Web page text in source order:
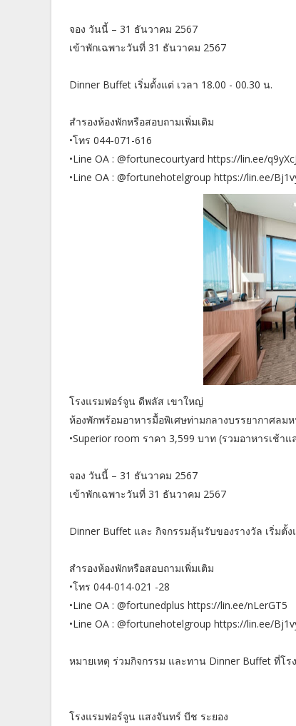
จอง วันนี้ – 31 ธันวาคม 2567
เข้าพักเฉพาะวันที่ 31 ธันวาคม 2567
Dinner Buffet เริ่มตั้งแต่ เวลา 18.00 - 00.30 น.
สำรองห้องพักหรือสอบถามเพิ่มเติม
•โทร 044-071-616
•Line OA : @fortunecourtyard https://lin.ee/
•Line OA : @fortunehotelgroup https://lin.ee/
โรงแรมฟอร์จูน ดีพลัส เขาใหญ่
ห้องพักพร้อมอาหารมื้อพิเศษท่ามกลางบรรยากาศลม
•Superior room ราคา 3,599 บาท (รวมอาหารเช้า
จอง วันนี้ – 31 ธันวาคม 2567
เข้าพักเฉพาะวันที่ 31 ธันวาคม 2567
Dinner Buffet และ กิจกรรมลุ้นรับของรางวัล เริ่มตั้ง
สำรองห้องพักหรือสอบถามเพิ่มเติม
•โทร 044-014-021 -28
•Line OA : @fortunedplus https://lin.ee/nLerGT5
•Line OA : @fortunehotelgroup https://lin.ee/
หมายเหตุ ร่วมกิจกรรม และทาน Dinner Buffet ที่โ
โรงแรมฟอร์จูน แสงจันทร์ บีช ระยอง